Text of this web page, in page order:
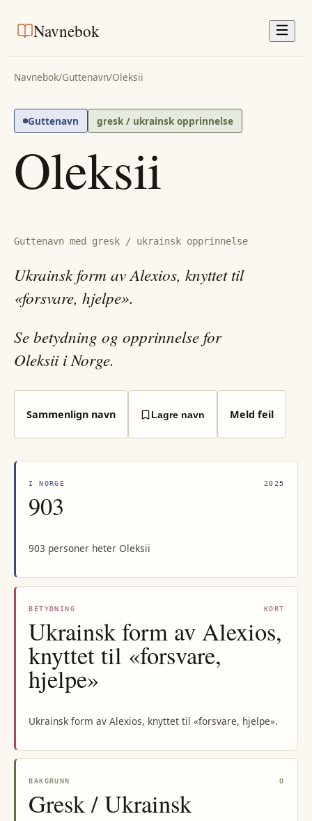
Navnebok
Navnebok/Guttenavn/Oleksii
Guttenavn gresk / ukrainsk opprinnelse
Oleksii
Guttenavn med gresk / ukrainsk opprinnelse
Ukrainsk form av Alexios, knyttet til
«forsvare, hjelpe».
Se betydning og opprinnelse for
Oleksii i Norge.
Sammenlign navn Lagre navn Meld feil
I NORGE 2025
903
903 personer heter Oleksii
BETYDNING KORT
Ukrainsk form av Alexios,
knyttet til «forsvare,
hjelpe»
Ukrainsk form av Alexios, knyttet til «forsvare, hjelpe».
BAKGRUNN O
Gresk / Ukrainsk